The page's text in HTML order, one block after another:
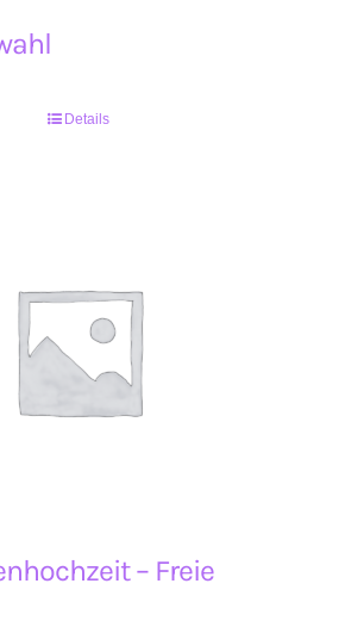
Details
– Freie